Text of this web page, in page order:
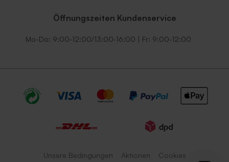
Öffnungszeiten Kundenservice
Mo-Do: 9:00-12:00/13:00-16:00 | Fr: 9:00-12:00
Unsere Bedingungen Aktionen Cookies